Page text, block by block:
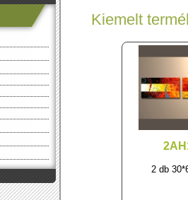
Kiemelt
2 db